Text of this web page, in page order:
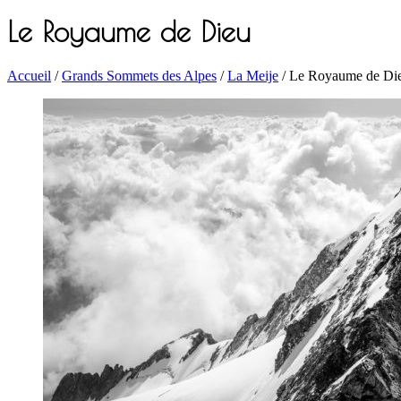
Le Royaume de Dieu
Accueil /Grands Sommets des Alpes /La Meije / Le Royaume de